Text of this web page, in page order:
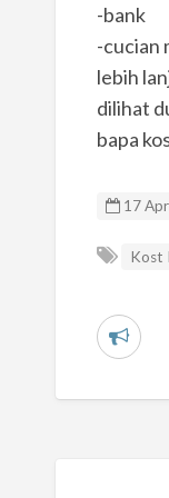
-bank
-cucian
lebih
dilihat
bapa
17
Kost
L